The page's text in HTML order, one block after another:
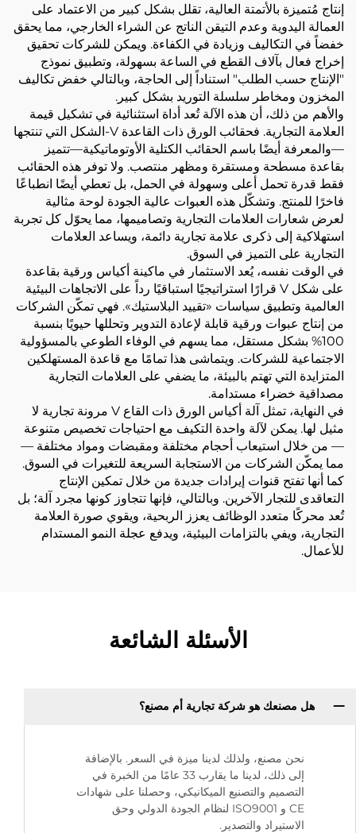
إنتاج مُتميزة بالأتمتة العالية، تقلل بشكل كبير من الاعتماد على
العمالة اليدوية وعدم التيقن الناتج عن الشراء الخارجي، مما يحقق
خفضاً في التكاليف وزيادة في الكفاءة. ويمكن للشركات تحقيق
إخراج فعال بآلاف القطع في الساعة بسهولة، وتطبيق نموذج
"الإنتاج حسب الطلب" استناداً إلى الحاجة، وبالتالي خفض تكاليف
المخزون ومخاطر سلسلة التوريد بشكل كبير.
والأهم من ذلك، أن هذه الآلة تُعد أداة استثنائية في تشكيل قيمة
العلامة التجارية. فحقائب الورق ذات القاعدة V-الشكل التي تنتجها
—والمعرفة أيضًا باسم الحقائب الكتلية الأوتوماتيكية—تتميز
بقاعدة مسطحة ومستقرة ومظهر منتصب. ولا توفر هذه الحقائب
فقط قدرة تحمل أعلى وسهولة في الحمل، بل تعطي أيضًا انطباعًا
فاخرًا للمنتج. وتشكّل هذه العبوات عالية الجودة لوحة مثالية
لعرض شعارات العلامات التجارية وتصاميمها، مما يحوّل كل تجربة
استهلاكية إلى ذكرى علامة تجارية دائمة، ويساعد العلامات
التجارية على التميز في السوق.
في الوقت نفسه، يُعد الاستثمار في ماكينة أكياس ورقية بقاعدة
على شكل V قرارًا استراتيجيًا استباقيًا رداً على الاتجاهات البيئية
العالمية وتطبيق سياسات «تقييد البلاستيك». فهي تمكّن الشركات
من إنتاج عبوات ورقية قابلة لإعادة التدوير وتحللها حيويًا بنسبة
100% بشكل مستقل، مما يسهم في الوفاء الطوعي بالمسؤولية
الاجتماعية للشركات. ويتماشى هذا تمامًا مع قاعدة المستهلكين
المتزايدة التي تهتم بالبيئة، ما يضفي على العلامات التجارية
مصداقية خضراء مستدامة.
في النهاية، تمثل آلة أكياس الورق ذات القاع V مرونة تجارية لا
مثيل لها. يمكن لآلة واحدة التكيف مع احتياجات تخصيص متنوعة
— من خلال استيعاب أحجام مختلفة ومقبضات ومواد مختلفة —
مما يمكّن الشركات من الاستجابة السريعة للتغيرات في السوق.
كما أنها تفتح قنوات إيرادات جديدة من خلال تمكين الإنتاج
التعاقدى للتجار الآخرين. وبالتالي، فإنها تتجاوز كونها مجرد آلة؛ بل
تُعد محركًا متعدد الوظائف يعزز الربحية، ويقوي صورة العلامة
التجارية، ويفي بالتزامات البيئية، ويدفع عجلة النمو المستدام
للأعمال.
الأسئلة الشائعة
هل مصنعك هو شركة تجارية أم مصنع؟
نحن مصنع، ولذلك لدينا ميزة في السعر. بالإضافة
إلى ذلك، لدينا ما يقارب 33 عامًا من الخبرة في
التصميم والتصنيع الميكانيكي، وحصلنا على شهادات
CE و ISO9001 لنظام الجودة الدولي وحق
الاستيراد والتصدير.